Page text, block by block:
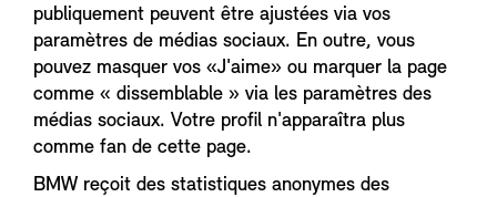
publiquement peuvent être ajustées via vos
paramètres de médias sociaux. En outre, vous
pouvez masquer vos «J'aime» ou marquer la page
comme « dissemblable » via les paramètres des
médias sociaux. Votre profil n'apparaîtra plus
comme fan de cette page.
BMW reçoit des statistiques anonymes des